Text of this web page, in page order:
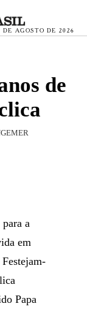
DE AGOSTO DE 2026
de
a
em
Papa